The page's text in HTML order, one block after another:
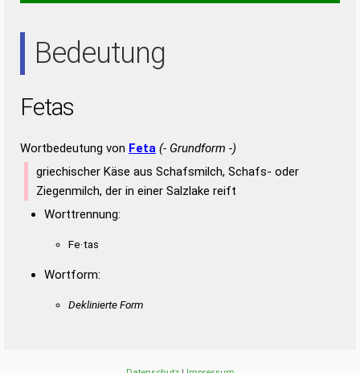
Bedeutung
Fetas
Wortbedeutung von Feta (- Grundform -)
griechischer Käse aus Schafsmilch, Schafs- oder
Ziegenmilch, der in einer Salzlake reift
Worttrennung:
Fe·tas
Wortform:
Deklinierte Form